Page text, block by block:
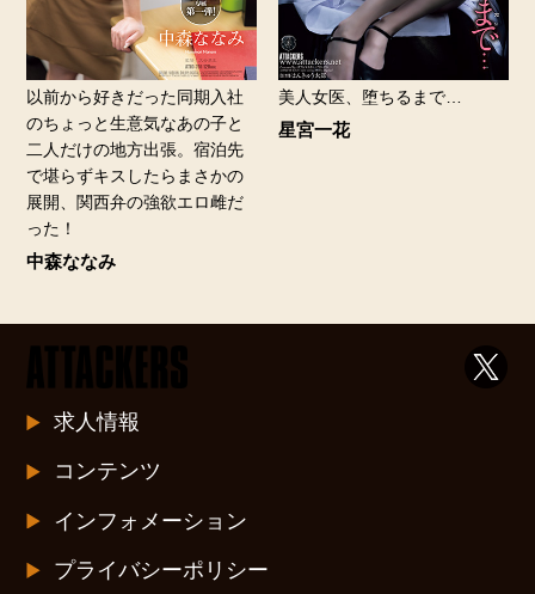
以前から好きだった同期入社
のちょっと生意気なあの子と
二人だけの地方出張。宿泊先
で堪らずキスしたらまさかの
展開、関西弁の強欲エロ雌だ
った！
中森ななみ
美人女医、堕ちるまで…
星宮一花
求人情報
コンテンツ
インフォメーション
プライバシーポリシー